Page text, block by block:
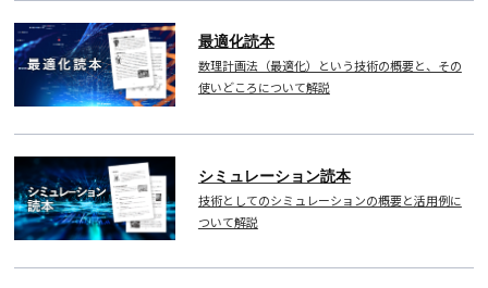
最適化読本
数理計画法（最適化）という技術の概要と、その
使いどころについて解説
シミュレーション読本
技術としてのシミュレーションの概要と活用例に
ついて解説